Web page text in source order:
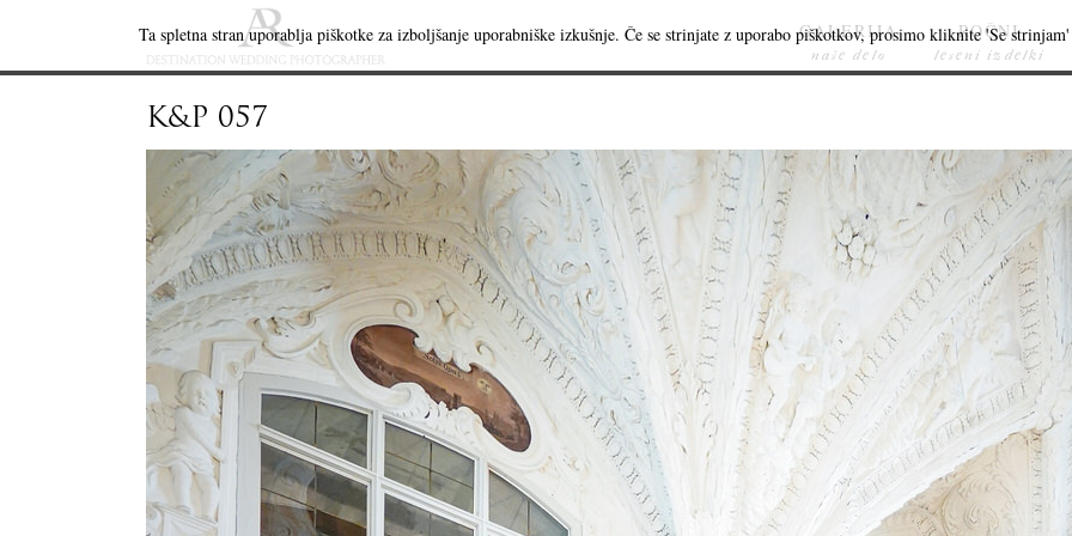
GALERIJA
naše delo
ROČNI
leseni izdelki
K&P 057
Ta spletna stran uporablja piškotke za izboljšanje uporabniške izkušnje. Če se strinjate z uporabo piškotkov, prosimo kliknite 'Se